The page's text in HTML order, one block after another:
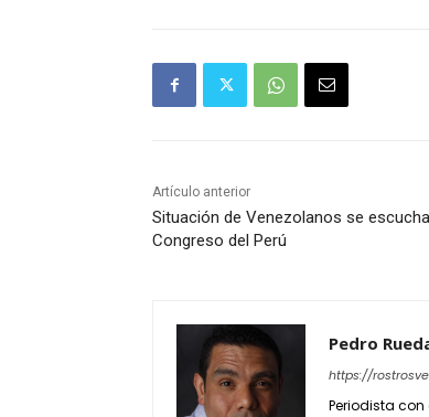
Artículo anterior
Situación de Venezolanos se
Congreso del Perú
Pedro
https://
Periodista